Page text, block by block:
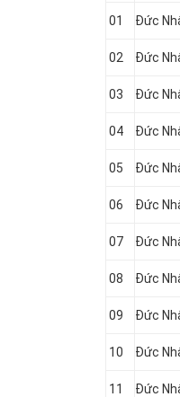
01 Đức
02 Đức
03 Đức
04 Đức
05 Đức
06 Đức
07 Đức
08 Đức
09 Đức
10 Đức
11 Đức